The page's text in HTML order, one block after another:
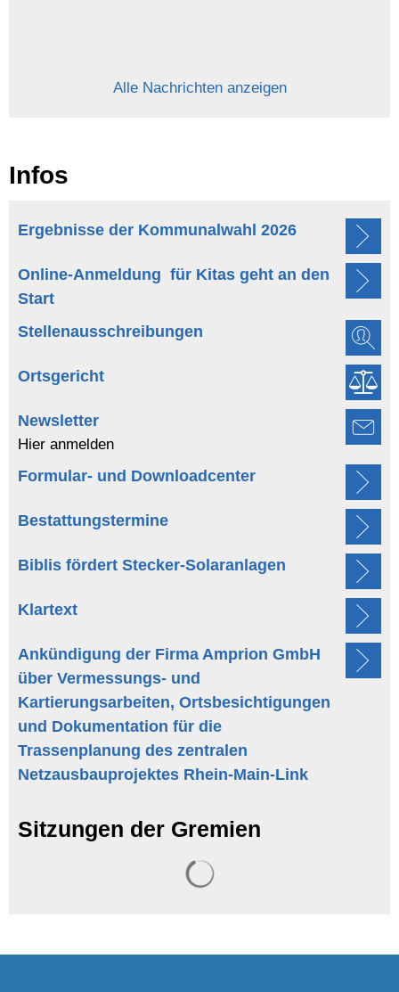
Alle Nachrichten anzeigen
Infos
Ergebnisse der Kommunalwahl 2026
Online-Anmeldung für Kitas geht an den
Start
Stellenausschreibungen
Ortsgericht
Newsletter
Hier anmelden
Formular- und Downloadcenter
Bestattungstermine
Biblis fördert Stecker-Solaranlagen
Klartext
Ankündigung der Firma Amprion GmbH
über Vermessungs- und
Kartierungsarbeiten, Ortsbesichtigungen
und Dokumentation für die
Trassenplanung des zentralen
Netzausbauprojektes Rhein-Main-Link
Sitzungen der Gremien